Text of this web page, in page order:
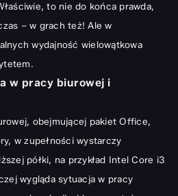
to nie do końca prawda,
– w grach też! Ale w
wydajność wielowątkowa
w pracy biurowej i
obejmującej pakiet Office,
w zupełności wystarczy
półki, na przykład Intel Core i3
wygląda sytuacja w pracy